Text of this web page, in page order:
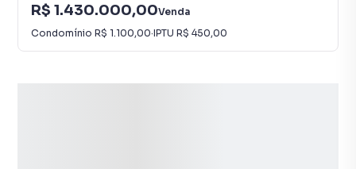
R$ 1.430.000,00Venda
Condomínio R$ 1.100,00·IPTU R$ 450,00